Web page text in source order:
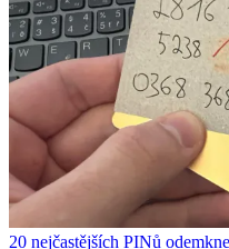
20 nejčastějších PINů